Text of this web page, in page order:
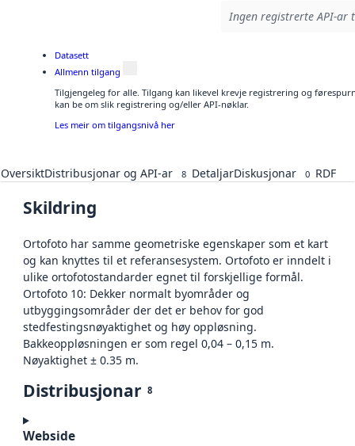
Ingen registrerte API-ar
Datasett
Allmenn tilgang
Tilgjengeleg for alle. Tilgang kan likevel krevje registrering og
kan be om slik registrering og/eller API-nøklar.
Les meir om tilgangsnivå her
OversiktDistribusjonar og API-ar 8 DetaljarDiskusjonar 0 RDF
Skildring
Ortofoto har samme geometriske egenskaper som et kart
og kan knyttes til et referansesystem. Ortofoto er inndelt i
ulike ortofotostandarder egnet til forskjellige formål.
Ortofoto 10: Dekker normalt byområder og
utbyggingsområder der det er behov for god
stedfestingsnøyaktighet og høy oppløsning.
Bakkeoppløsningen er som regel 0,04 – 0,15 m.
Nøyaktighet ± 0.35 m.
Distribusjonar 8
Webside